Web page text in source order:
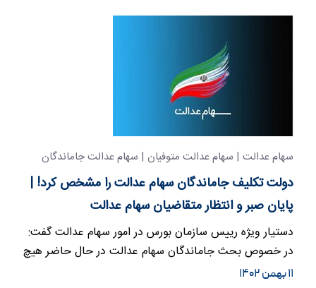
سهام عدالت | سهام عدالت متوفیان | سهام عدالت جاماندگان
دولت تکلیف جاماندگان سهام عدالت را مشخص کرد! |
پایان صبر و انتظار متقاضیان سهام عدالت
دستیار ویژه رییس سازمان بورس در امور سهام عدالت گفت:
در خصوص بحث جاماندگان سهام عدالت در حال حاضر هیچ
گونه ثبت نامی…
۱۱ بهمن ۱۴۰۲